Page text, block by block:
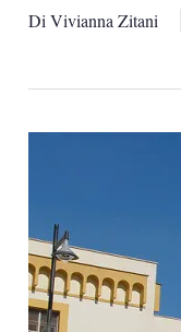
Di Vivianna Zitani